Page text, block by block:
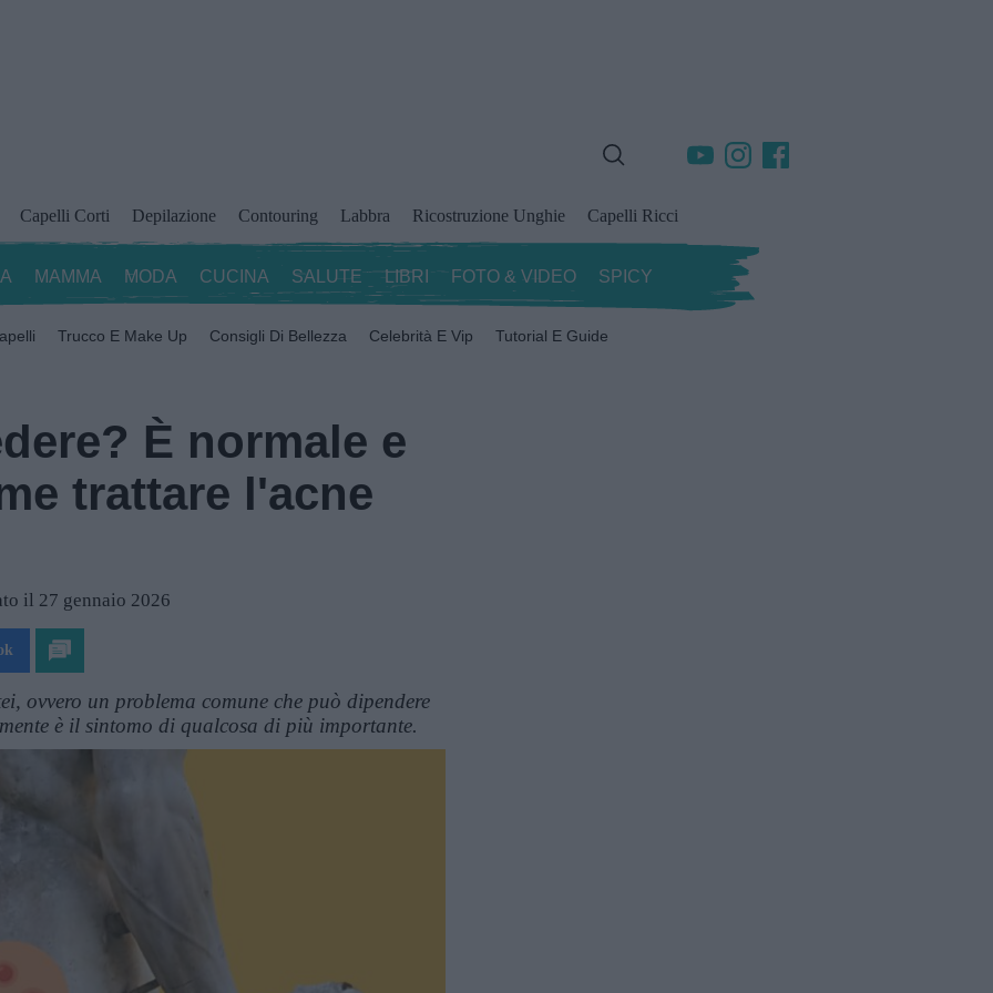
Capelli Corti Depilazione Contouring Labbra Ricostruzione Unghie Capelli Ricci
MAMMA MODA CUCINA SALUTE LIBRI FOTO & VIDEO SPICY
Trucco E Make Up Consigli Di Bellezza Celebrità E Vip Tutorial E Guide
È normale e
trattare l'acne
il 27 gennaio 2026
ovvero un problema comune che può dipendere
è il sintomo di qualcosa di più importante.